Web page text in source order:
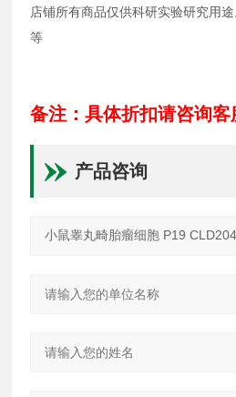
店铺所有商品仅供科研实验研究用
等
备注：具体折扣请咨询客
产品咨询